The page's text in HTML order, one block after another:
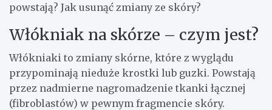
powstają? Jak usunąć zmiany ze skóry?
Włókniak na skórze – czym jest?
Włókniaki to zmiany skórne, które z wyglądu
przypominają nieduże krostki lub guzki. Powstają
przez nadmierne nagromadzenie tkanki łącznej
(fibroblastów) w pewnym fragmencie skóry.